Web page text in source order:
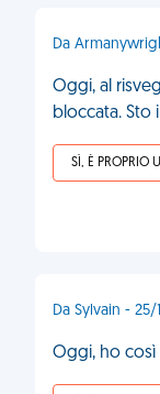
Da
Oggi, al
bloccata. Sto
SÌ, È PROPRIO
Da Sylvain - 25/
Oggi, ho così